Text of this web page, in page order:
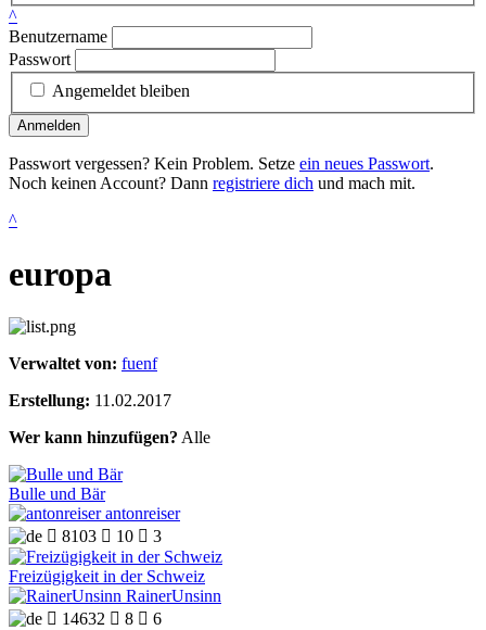
^
Benutzername
Passwort
Angemeldet bleiben
Anmelden
Passwort vergessen? Kein Problem. Setze ein neues Passwort.
Noch keinen Account? Dann registriere dich und mach mit.
^
europa
Verwaltet von: fuenf
Erstellung: 11.02.2017
Wer kann hinzufügen? Alle
Bulle und Bär
antonreiser
 8103  10  3
Freizügigkeit in der Schweiz
RainerUnsinn
 14632  8  6